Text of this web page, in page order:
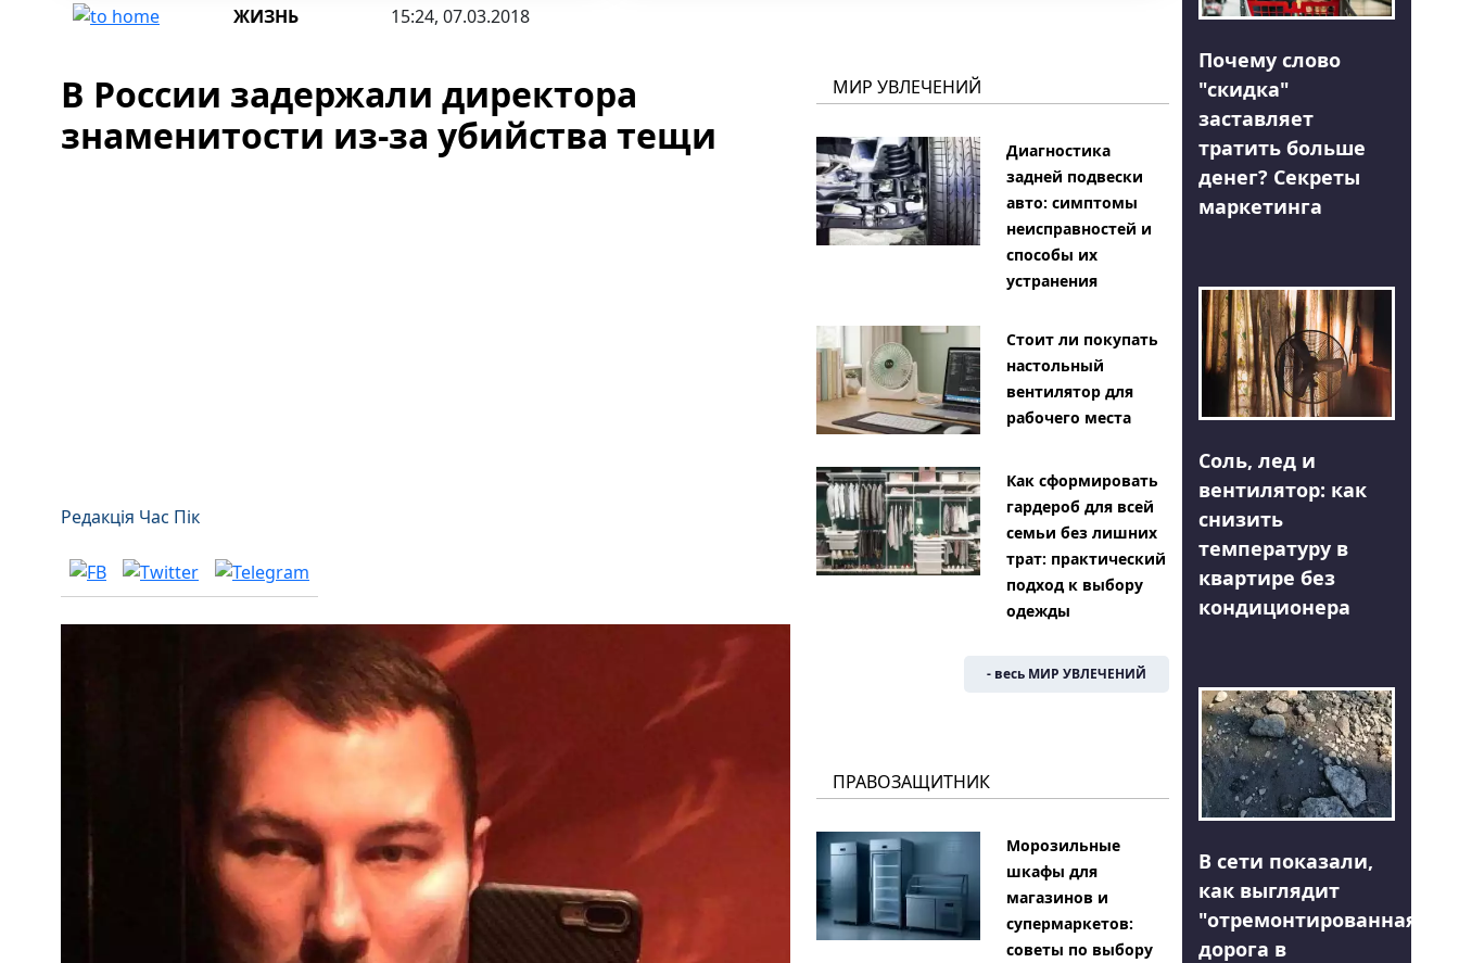
ЖИЗНЬ 15:24, 07.03.2018
В России задержали директора
знаменитости из-за убийства тещи
Редакція Час Пік
МИР УВЛЕЧЕНИЙ
Диагностика
задней подвески
авто: симптомы
неисправностей и
способы их
устранения
Стоит ли покупать
настольный
вентилятор для
рабочего места
Как сформировать
гардероб для всей
семьи без лишних
трат: практический
подход к выбору
одежды
- весь МИР УВЛЕЧЕНИЙ
ПРАВОЗАЩИТНИК
Морозильные
шкафы для
магазинов и
супермаркетов:
советы по выбору
Почему слово
"скидка"
заставляет
тратить больше
денег? Секреты
маркетинга
Соль, лед и
вентилятор: как
снизить
температуру в
квартире без
кондиционера
В сети показали,
как выглядит
"отремонтированная"
дорога в